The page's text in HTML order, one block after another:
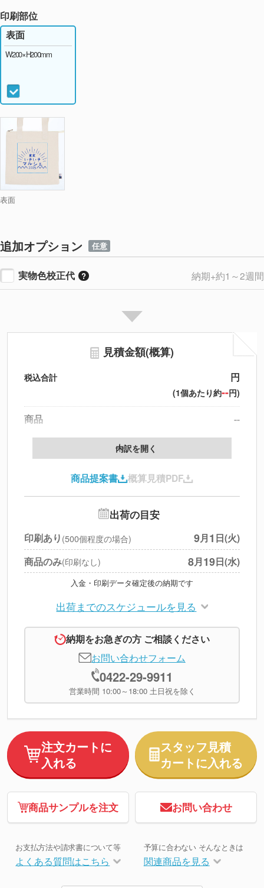
印刷部位
表面
表面
W200×H200mm
追加オプション 任意
実物色校正代 納期+約1～2週間
見積金額(概算)
税込合計 円
(1個あたり約--円)
商品
--
製版代
印刷代
北海道・沖縄・離島 別途
円
※上記小計は税別です
内訳を開く
商品提案書 概算見積PDF
出荷の目安
印刷あり (500個程度の場合) 9月1 日(火)
商品のみ(印刷なし) 8月19日(水)
入金・印刷データ確定後の納期です
出荷までのスケジュールを見る
納期をお急ぎの方 ご相談ください
お問い合わせフォーム
0422-29-9911
営業時間 10:00～18:00 土日祝を除く
注文カートに
入れる
スタッフ見積
カートに入れる
商品サンプルを注文 お問い合わせ
お支払方法や請求書について等
よくある質問はこちら
予算に合わない そんなときは
関連商品を見る